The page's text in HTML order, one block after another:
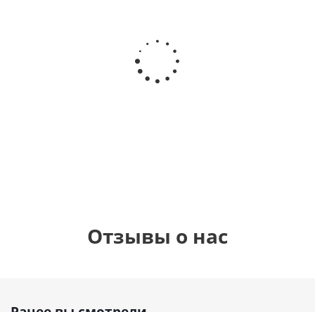
Сердце розовое
Отзывы о нас